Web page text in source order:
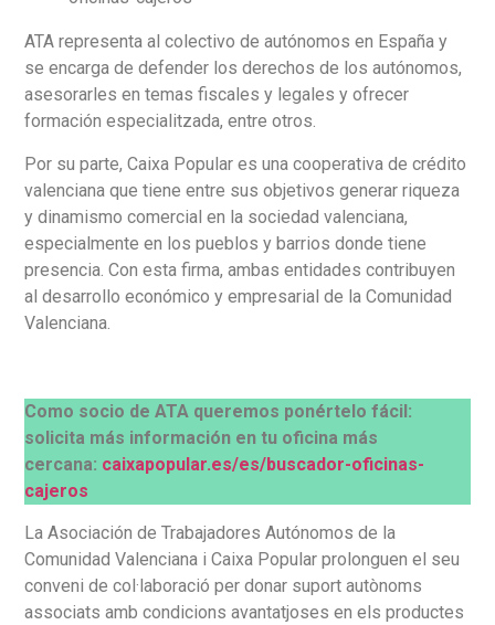
ATA representa al colectivo de autónomos en España y
se encarga de defender los derechos de los autónomos,
asesorarles en temas fiscales y legales y ofrecer
formación especialitzada, entre otros.
Por su parte, Caixa Popular es una cooperativa de crédito
valenciana que tiene entre sus objetivos generar riqueza
y dinamismo comercial en la sociedad valenciana,
especialmente en los pueblos y barrios donde tiene
presencia. Con esta firma, ambas entidades contribuyen
al desarrollo económico y empresarial de la Comunidad
Valenciana.
Como socio de ATA queremos ponértelo fácil:
solicita más información en tu oficina más
cercana: caixapopular.es/es/buscador-oficinas-
cajeros
La Asociación de Trabajadores Autónomos de la
Comunidad Valenciana i Caixa Popular prolonguen el seu
conveni de col·laboració per donar suport autònoms
associats amb condicions avantatjoses en els productes